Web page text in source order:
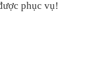
phục vụ!